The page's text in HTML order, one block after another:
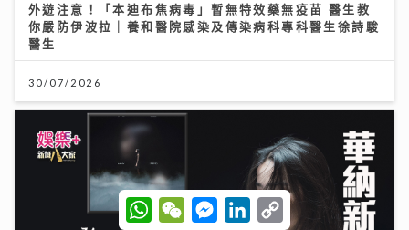
外遊注意！「本迪布焦病毒」暫無特效藥無疫苗 醫生教
你嚴防伊波拉｜養和醫院感染及傳染病科專科醫生徐詩駿
醫生
30/07/2026
W
h
W
e
M
e
L
C
o